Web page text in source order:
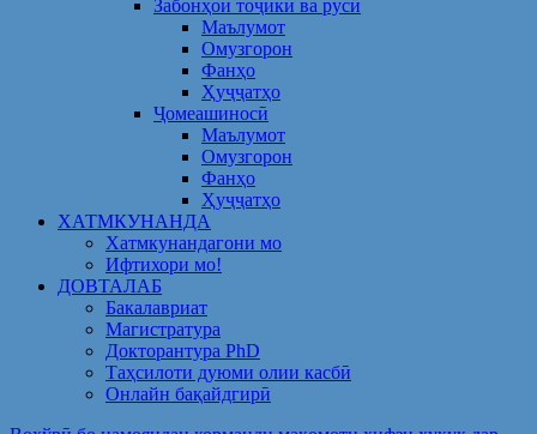
Забонҳои тоҷикӣ ва русӣ
Маълумот
Омузгорон
Фанҳо
Ҳуҷҷатҳо
Ҷомеашиносӣ
Маълумот
Омузгорон
Фанҳо
Ҳуҷҷатҳо
ХАТМКУНАНДА
Хатмкунандагони мо
Ифтихори мо!
ДОВТАЛАБ
Бакалавриат
Магистратура
Докторантура PhD
Таҳсилоти дуюми олии касбӣ
Онлайн бақайдгирӣ